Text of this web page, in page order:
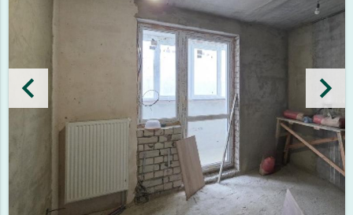
keyboard_arrow_left keyboard_arrow_right